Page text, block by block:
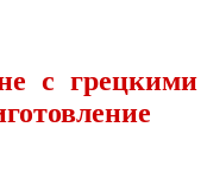
с грецкими